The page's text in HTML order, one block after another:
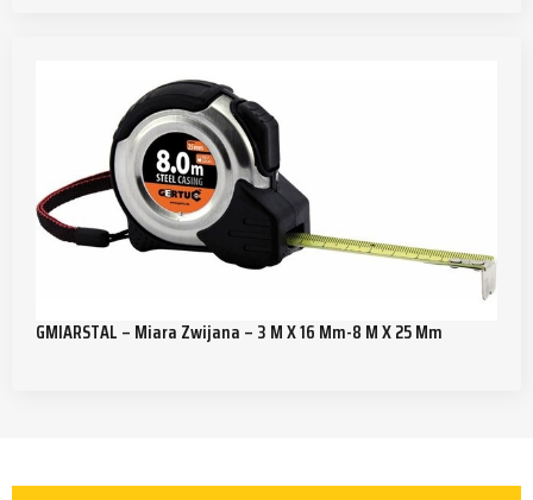
GMIARSTAL – Miara Zwijana – 3 M X 16 Mm-8 M X 25 Mm